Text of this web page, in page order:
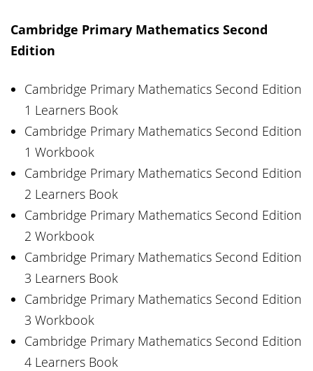
Cambridge Primary Mathematics Second
Edition
Cambridge Primary Mathematics Second Edition
1 Learners Book
Cambridge Primary Mathematics Second Edition
1 Workbook
Cambridge Primary Mathematics Second Edition
2 Learners Book
Cambridge Primary Mathematics Second Edition
2 Workbook
Cambridge Primary Mathematics Second Edition
3 Learners Book
Cambridge Primary Mathematics Second Edition
3 Workbook
Cambridge Primary Mathematics Second Edition
4 Learners Book